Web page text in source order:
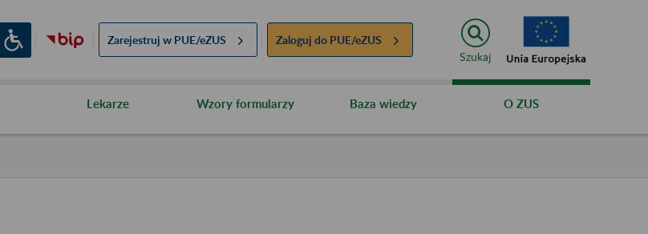
Zarejestruj w PUE/eZUS Zaloguj do PUE/eZUS
Szukaj
Lekarze Wzory formularzy Baza wiedzy O ZUS